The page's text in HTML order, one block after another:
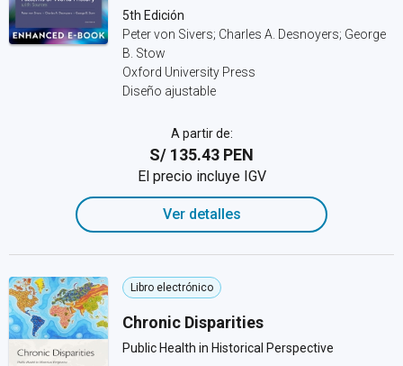
5th Edición
Peter von Sivers; Charles A. Desnoyers; George
B. Stow
Oxford University Press
Diseño ajustable
A partir de:
S/ 135.43 PEN
El precio incluye IGV
Ver detalles
Libro electrónico
Chronic Disparities
Public Health in Historical Perspective